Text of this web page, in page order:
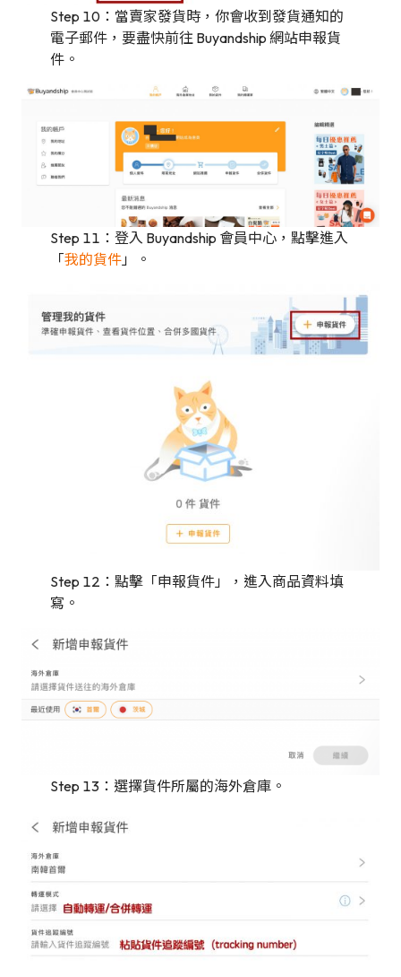
Step 10：當賣家發貨時，你會收到發貨通知的
電子郵件，要盡快前往 Buyandship 網站申報貨
件。
Step 11：登入 Buyandship 會員中心，點擊進入
「我的貨件」。
Step 12：點擊「申報貨件」，進入商品資料填
寫。
Step 13：選擇貨件所屬的海外倉庫。